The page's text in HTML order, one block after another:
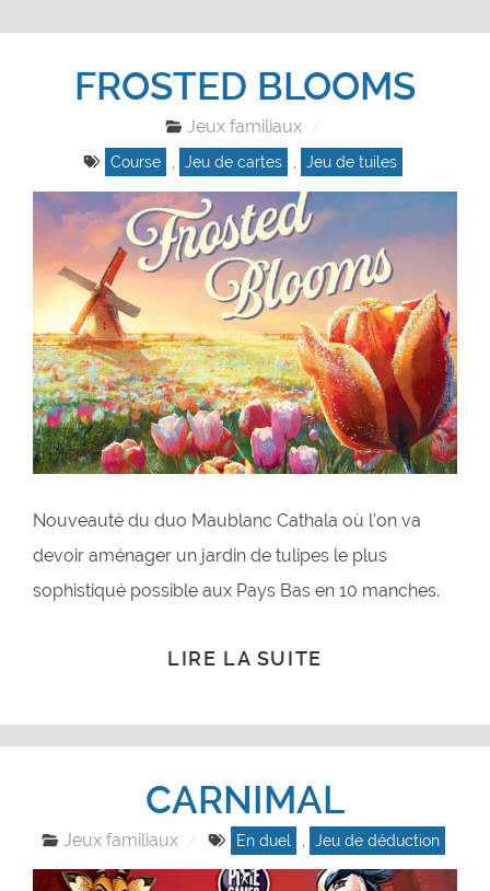
FROSTED BLOOMS
Jeux familiaux
Course , Jeu de cartes , Jeu de tuiles
Nouveauté du duo Maublanc Cathala où l’on va
devoir aménager un jardin de tulipes le plus
sophistiqué possible aux Pays Bas en 10 manches.
LIRE LA SUITE
CARNIMAL
Jeux familiaux En duel Jeu de déduction